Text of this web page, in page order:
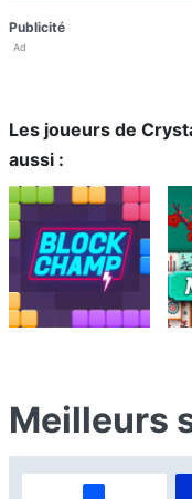
Publicité
Ad
Les joueurs de
aussi :
Meilleurs